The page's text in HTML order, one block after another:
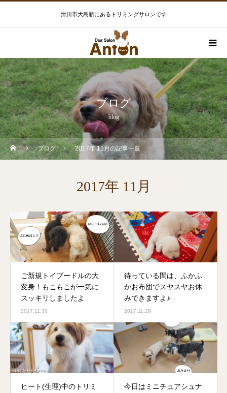
滑川市大島新にあるトリミングサロンです
ブログ
blog
ブログ 2017年 11月の記事一覧
2017年 11月
ご新規トイプードルの大
変身！もこもこが一気に
スッキリしましたよ
2017.11.30
待っている間は、ふかふ
かお布団でスヤスヤお休
みできますよ♪
2017.11.29
ヒート(生理)中のトリミ
今日はミニチュアシュナ